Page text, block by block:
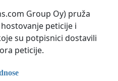
Group Oy) pruža
peticije i
su potpisnici dostavili
peticije.